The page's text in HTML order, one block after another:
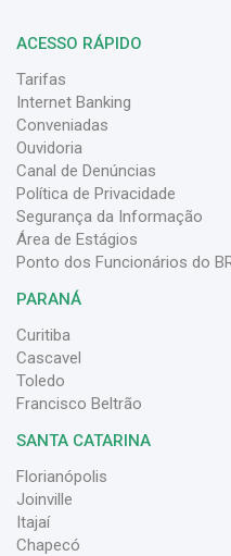
ACESSO RÁPIDO
Tarifas
Internet Banking
Conveniadas
Ouvidoria
Canal de Denúncias
Política de Privacidade
Segurança da Informação
Área de Estágios
Ponto dos Funcionários do
PARANÁ
Curitiba
Cascavel
Toledo
Francisco Beltrão
SANTA CATARINA
Florianópolis
Joinville
Itajaí
Chapecó